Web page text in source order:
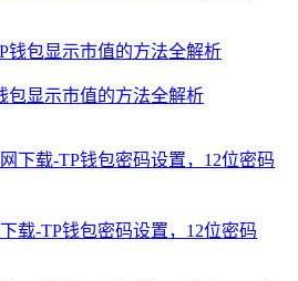
包显示市值的方法全解析
载-TP钱包密码设置，12位密码